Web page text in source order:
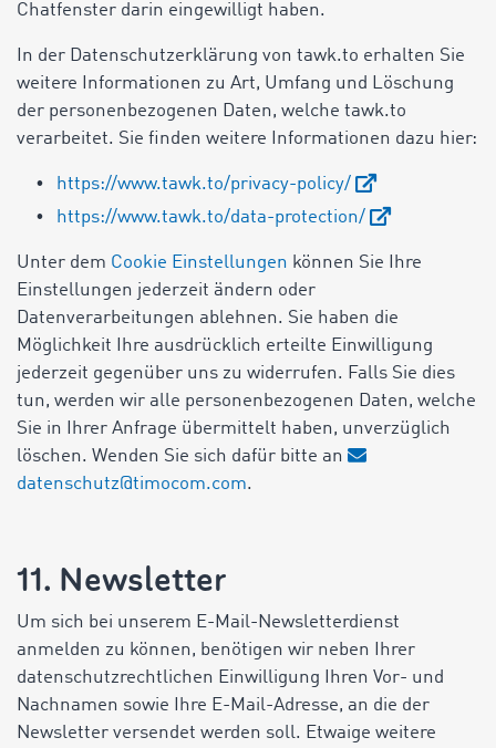
Chatfenster darin eingewilligt haben.
In der Datenschutzerklärung von tawk.to erhalten Sie
weitere Informationen zu Art, Umfang und Löschung
der personenbezogenen Daten, welche tawk.to
verarbeitet. Sie finden weitere Informationen dazu hier:
https://www.tawk.to/privacy-policy/
https://www.tawk.to/data-protection/
Unter dem Cookie Einstellungen können Sie Ihre
Einstellungen jederzeit ändern oder
Datenverarbeitungen ablehnen. Sie haben die
Möglichkeit Ihre ausdrücklich erteilte Einwilligung
jederzeit gegenüber uns zu widerrufen. Falls Sie dies
tun, werden wir alle personenbezogenen Daten, welche
Sie in Ihrer Anfrage übermittelt haben, unverzüglich
löschen. Wenden Sie sich dafür bitte an
datenschutz@timocom.com.
11. Newsletter
Um sich bei unserem E-Mail-Newsletterdienst
anmelden zu können, benötigen wir neben Ihrer
datenschutzrechtlichen Einwilligung Ihren Vor- und
Nachnamen sowie Ihre E-Mail-Adresse, an die der
Newsletter versendet werden soll. Etwaige weitere